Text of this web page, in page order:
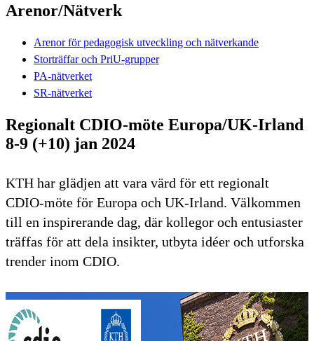
Arenor/Nätverk
Arenor för pedagogisk utveckling och nätverkande
Storträffar och PriU-grupper
PA-nätverket
SR-nätverket
Regionalt CDIO-möte Europa/UK-Irland
8-9 (+10) jan 2024
KTH har glädjen att vara värd för ett regionalt
CDIO-möte för Europa och UK-Irland. Välkommen
till en inspirerande dag, där kollegor och entusiaster
träffas för att dela insikter, utbyta idéer och utforska
trender inom CDIO.